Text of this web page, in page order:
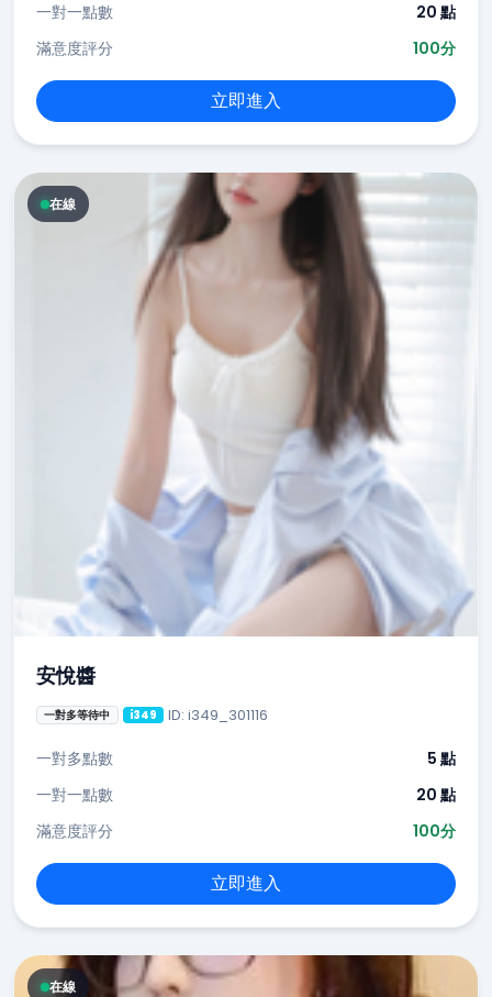
一對一點數
20 點
滿意度評分
100分
立即進入
在線
安悅醬
一對多等待中 i349 ID: i349_301116
一對多點數
5 點
一對一點數
20 點
滿意度評分
100分
立即進入
在線